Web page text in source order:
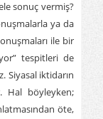
sonuç vermiş?
ya da
ile bir
tespitleri de
Siyasal iktidarın
Hal böyleyken;
öte,